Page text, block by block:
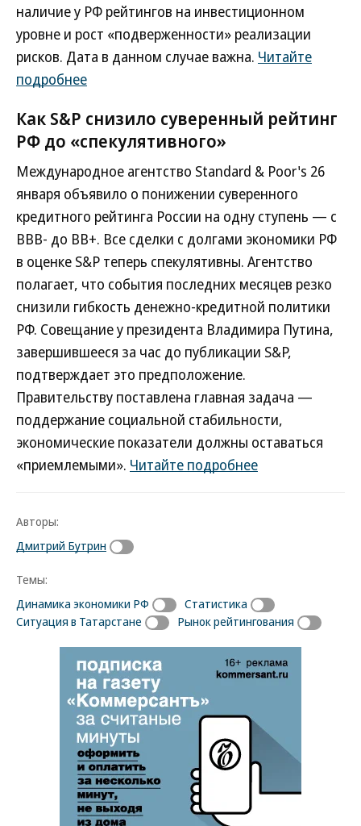
наличие у РФ рейтингов на инвестиционном
уровне и рост «подверженности» реализации
рисков. Дата в данном случае важна. Читайте
подробнее
Как S&P снизило суверенный рейтинг
РФ до «спекулятивного»
Международное агентство Standard & Poor's 26
января объявило о понижении суверенного
кредитного рейтинга России на одну ступень — с
BBB- до BB+. Все сделки с долгами экономики РФ
в оценке S&P теперь спекулятивны. Агентство
полагает, что события последних месяцев резко
снизили гибкость денежно-кредитной политики
РФ. Совещание у президента Владимира Путина,
завершившееся за час до публикации S&P,
подтверждает это предположение.
Правительству поставлена главная задача —
поддержание социальной стабильности,
экономические показатели должны оставаться
«приемлемыми». Читайте подробнее
Авторы:
Дмитрий Бутрин
Темы:
Динамика экономики РФ
Статистика
Ситуация в Татарстане
Рынок рейтингования